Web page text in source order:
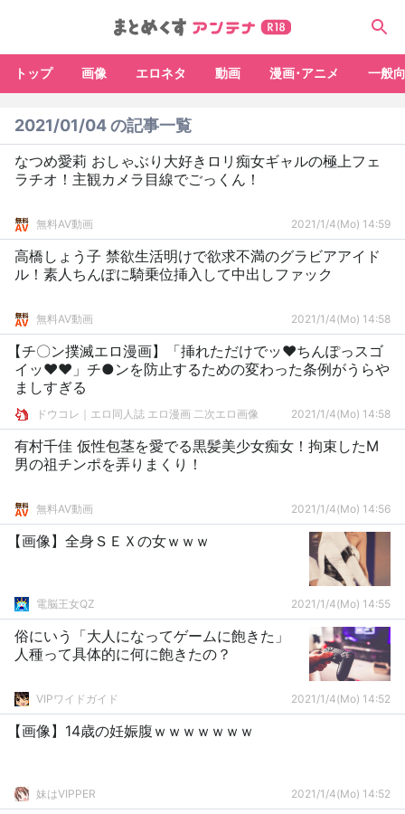
トップ 画像 エロネタ 動画 漫画･アニメ 一般
2021/01/04 の記事一覧
なつめ愛莉 おしゃぶり大好きロリ痴女ギャルの極上フェ
ラチオ！主観カメラ目線でごっくん！
無料AV動画 2021/1/4(Mo) 14:59
高橋しょう子 禁欲生活明けで欲求不満のグラビアアイド
ル！素人ちんぽに騎乗位挿入して中出しファック
無料AV動画 2021/1/4(Mo) 14:58
【チ〇ン撲滅エロ漫画】「挿れただけでッ♥ちんぽっスゴ
イッ♥♥」チ●ンを防止するための変わった条例がうらや
ましすぎる
ドウコレ｜エロ同人誌 エロ漫画 二次エロ画像 2021/1/4(Mo) 14:58
有村千佳 仮性包茎を愛でる黒髪美少女痴女！拘束したM
男の祖チンポを弄りまくり！
無料AV動画 2021/1/4(Mo) 14:56
【画像】全身ＳＥＸの女ｗｗｗ
電脳王女QZ 2021/1/4(Mo) 14:55
俗にいう「大人になってゲームに飽きた」
人種って具体的に何に飽きたの？
VIPワイドガイド 2021/1/4(Mo) 14:52
【画像】14歳の妊娠腹ｗｗｗｗｗｗｗ
妹はVIPPER 2021/1/4(Mo) 14:52